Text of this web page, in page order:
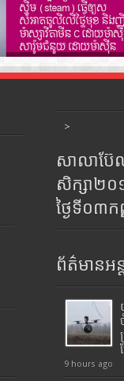
>
សាលាប៊ែ
សិក្សា២
ថ្ងៃទី០៣
ព័ត៌មានអន្
9 hours ago